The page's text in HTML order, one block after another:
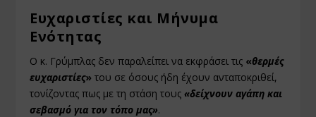
Ευχαριστίες και Μήνυμα
Ενότητας
Ο κ. Γρύμπλας δεν παραλείπει να εκφράσει τις «θερμές
ευχαριστίες»του σε όσους ήδη έχουν ανταποκριθεί,
τονίζοντας πως με τη στάση τους«δείχνουν αγάπη και
σεβασμό για τον τόπο μας».